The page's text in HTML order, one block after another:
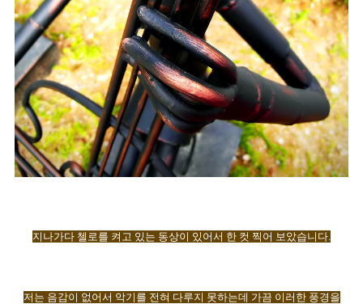
지나가다 첼로를 켜고 있는 동상이 있어서 한 컷 찍어 보았습니다.
저는 음감이 없어서 악기를 전혀 다루지 못하는데 가끔 이러한 풍경을